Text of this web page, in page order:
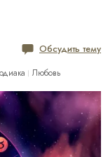
Обсудить тему
Любовь